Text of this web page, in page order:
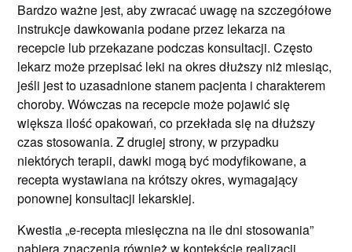
Bardzo ważne jest, aby zwracać uwagę na szczegółowe
instrukcje dawkowania podane przez lekarza na
recepcie lub przekazane podczas konsultacji. Często
lekarz może przepisać leki na okres dłuższy niż miesiąc,
jeśli jest to uzasadnione stanem pacjenta i charakterem
choroby. Wówczas na recepcie może pojawić się
większa ilość opakowań, co przekłada się na dłuższy
czas stosowania. Z drugiej strony, w przypadku
niektórych terapii, dawki mogą być modyfikowane, a
recepta wystawiana na krótszy okres, wymagający
ponownej konsultacji lekarskiej.
Kwestia „e-recepta miesięczna na ile dni stosowania”